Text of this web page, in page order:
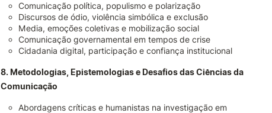
Comunicação política, populismo e polarização
Discursos de ódio, violência simbólica e exclusão
Media, emoções coletivas e mobilização social
Comunicação governamental em tempos de crise
Cidadania digital, participação e confiança institucional
8. Metodologias, Epistemologias e Desafios das Ciências da
Comunicação
Abordagens críticas e humanistas na investigação em